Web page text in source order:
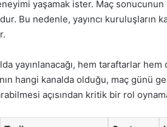
yaşamak ister. Maç sonucunun
Bu nedenle, yayıncı kuruluşların
yayınlanacağı, hem taraftarlar
hangi kanalda olduğu, maç günü
açısından kritik bir rol